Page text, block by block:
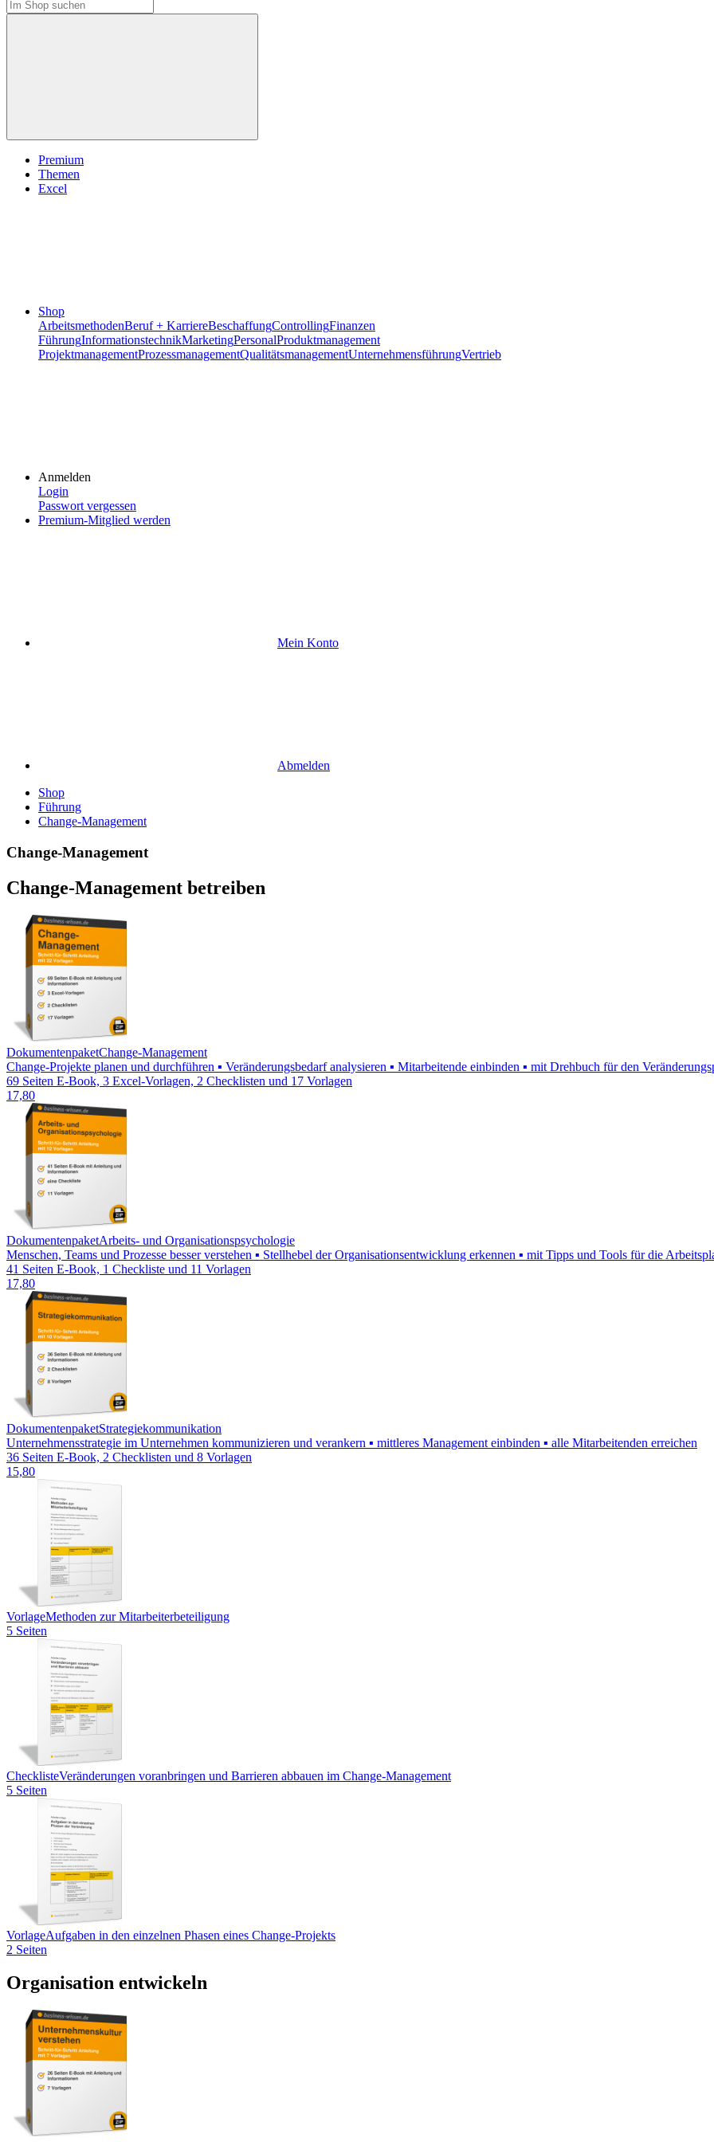
Premium
Themen
Excel
Shop
ArbeitsmethodenBeruf + KarriereBeschaffungControllingFinanzen
FührungInformationstechnikMarketingPersonalProduktmanagement
ProjektmanagementProzessmanagementQualitätsmanagementUnternehmensführungVertrieb
Anmelden
Login
Passwort vergessen
Premium-Mitglied werden
Mein Konto
Abmelden
Shop
Führung
Change-Management
Change-Management
Change-Management betreiben
DokumentenpaketChange-Management
Change-Projekte planen und durchführen ▪ Veränderungsbedarf analysieren ▪ Mitarbeitende einbinden ▪ mit Drehbuch für den
69 Seiten E-Book, 3 Excel-Vorlagen, 2 Checklisten und 17 Vorlagen
17,80
DokumentenpaketArbeits- und Organisationspsychologie
Menschen, Teams und Prozesse besser verstehen ▪ Stellhebel der Organisationsentwicklung erkennen ▪ mit Tipps und Tools für die
41 Seiten E-Book, 1 Checkliste und 11 Vorlagen
17,80
DokumentenpaketStrategiekommunikation
Unternehmensstrategie im Unternehmen kommunizieren und verankern ▪ mittleres Management einbinden ▪ alle Mitarbeitenden erreichen
36 Seiten E-Book, 2 Checklisten und 8 Vorlagen
15,80
VorlageMethoden zur Mitarbeiterbeteiligung
5 Seiten
ChecklisteVeränderungen voranbringen und Barrieren abbauen im Change-Management
5 Seiten
VorlageAufgaben in den einzelnen Phasen eines Change-Projekts
2 Seiten
Organisation entwickeln